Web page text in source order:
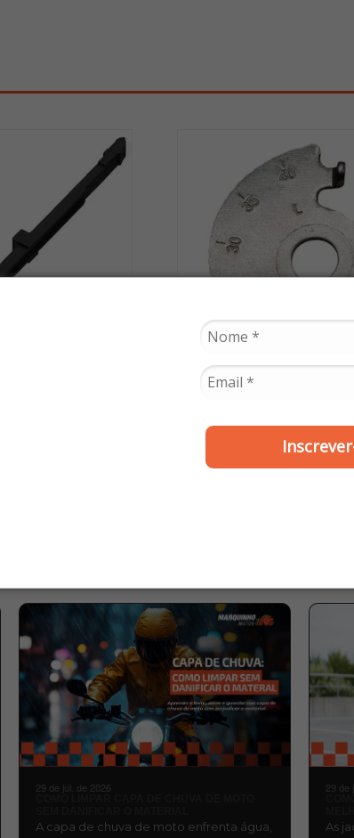
SMART FOX
2025 / Fan 160 2025 /
2025 Lado Esquerdo -
R$ 7,00
29 de jul. de 2026
A capa de chuva de moto enfrenta água,
29 de
As